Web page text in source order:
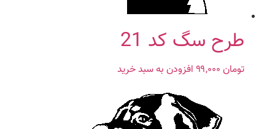
طرح سگ کد 21
تومان افزودن به سبد خرید